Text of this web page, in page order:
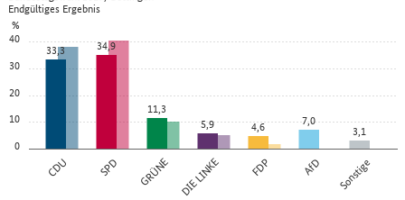
0
10
20
30
40
%
CDU SPD GRÜNE DIE LINKE FDP AfD Sonstige
33,3 34,9
11,3
5,9
4,6 7,0
3,1
Endgültiges Ergebnis